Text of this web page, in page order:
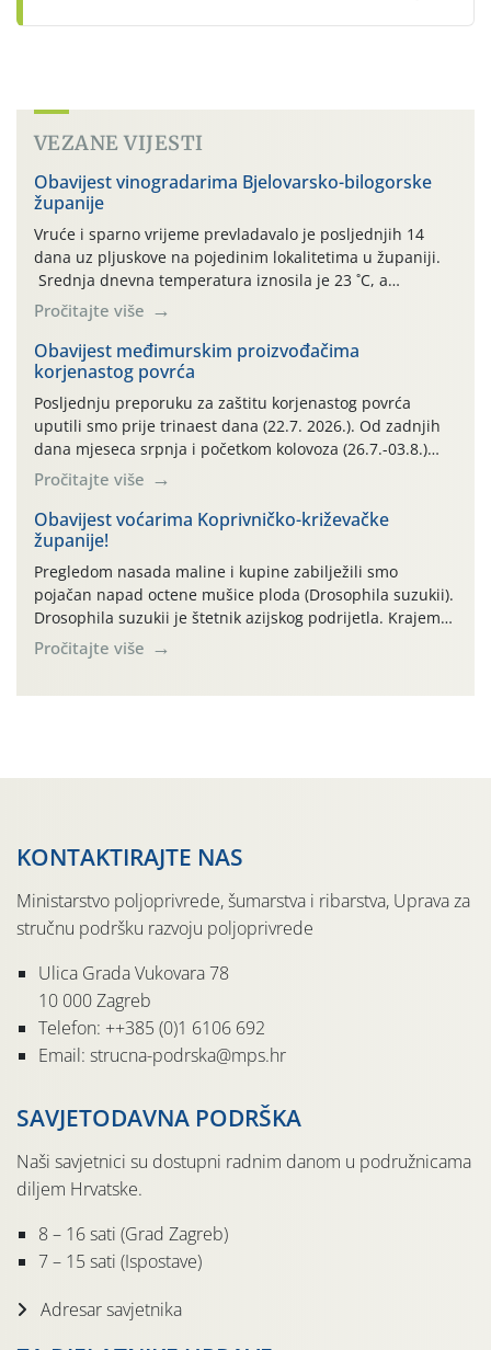
VEZANE VIJESTI
Obavijest vinogradarima Bjelovarsko-bilogorske
županije
Vruće i sparno vrijeme prevladavalo je posljednjih 14
dana uz pljuskove na pojedinim lokalitetima u županiji.
Srednja dnevna temperatura iznosila je 23 ˚C, a
maksimalne su posljednjih dana dosezale do 35 ˚C.
Simptome plamenjače vinove loze (Plasmoparas
viticola) vidljivi su na zapercima i vršnom mladom lišću.
Kako bi i dalje održali zdravu lisnu masu u zaštiti je
moguće […]
Pročitajte više
Obavijest međimurskim proizvođačima
korjenastog povrća
Posljednju preporuku za zaštitu korjenastog povrća
uputili smo prije trinaest dana (22.7. 2026.). Od zadnjih
dana mjeseca srpnja i početkom kolovoza (26.7.-03.8.)
traje izuzetno nepovoljno meteorološko razdoblje za rast
i razvoj korjenastog povrća: najviše dnevne temperature
zraka zadnjih su devet dana u rasponu 30,7°-38,0°C!
Drugi ovogodišnji “toplinski udar” naročito je izražen
zadnja četiri dana (31.7.-03.8.), […]
Pročitajte više
Obavijest voćarima Koprivničko-križevačke
županije!
Pregledom nasada maline i kupine zabilježili smo
pojačan napad octene mušice ploda (Drosophila suzukii).
Drosophila suzukii je štetnik azijskog podrijetla. Krajem
2010. godine prvi puta je registriran u Hrvatskoj, a u
rujnu 2016. godine na našem su području zabilježene
Pročitajte više
KONTAKTIRAJTE NAS
Ministarstvo poljoprivrede, šumarstva i ribarstva, Uprava za
stručnu podršku razvoju poljoprivrede
Ulica Grada Vukovara 78
10 000 Zagreb
Telefon: ++385 (0)1 6106 692
Email: strucna-podrska@mps.hr
SAVJETODAVNA PODRŠKA
Naši savjetnici su dostupni radnim danom u podružnicama
diljem Hrvatske.
8 – 16 sati (Grad Zagreb)
7 – 15 sati (Ispostave)
Adresar savjetnika